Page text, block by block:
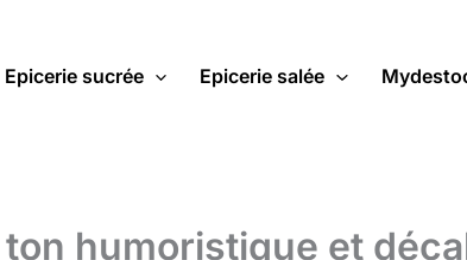
Epicerie sucrée Epicerie salée
humoristique et